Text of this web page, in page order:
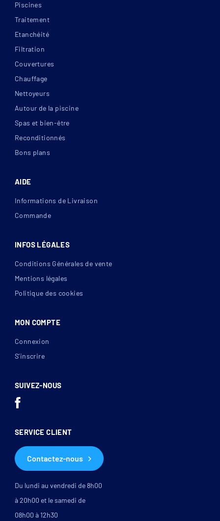
Piscines
Traitement
Etanchéité
Filtration
Couvertures
Chauffage
Nettoyeurs
Autour de la piscine
Spas et bien-être
Reconditionnés
Bons plans
AIDE
Informations de Livraison
Commande
INFOS LÉGALES
Conditions Générales de vente
Mentions légales
Politique des cookies
MON COMPTE
Connexion
S’inscrire
SUIVEZ-NOUS
SERVICE CLIENT
Contactez-nous
Du lundi au vendredi de 8h00
à 20h00 et le samedi de
08h00 à 12h30